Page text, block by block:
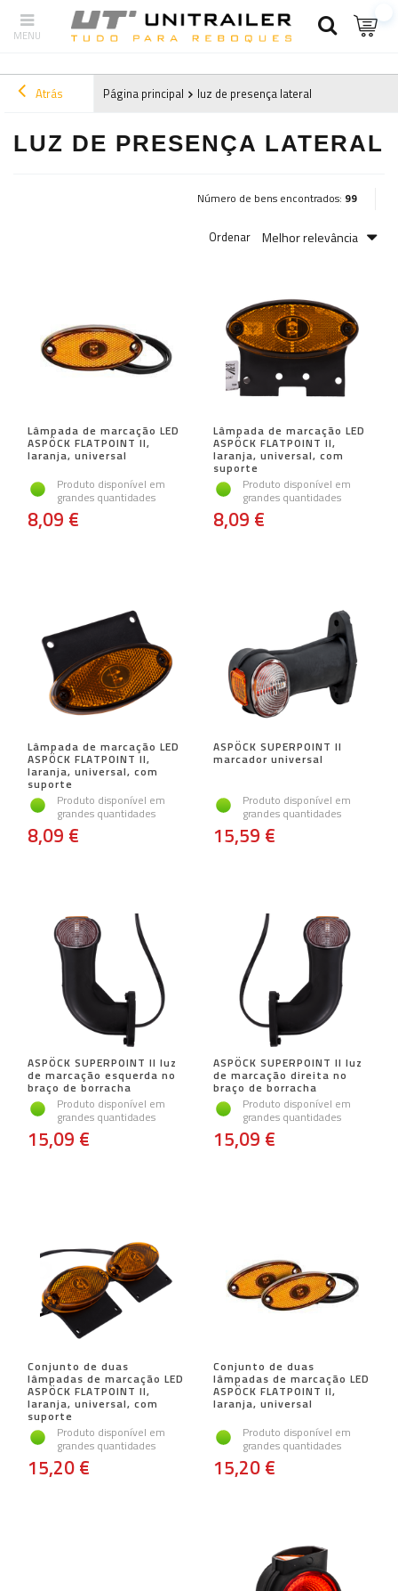
Atrás Página principal luz de presença lateral
LUZ DE PRESENÇA LATERAL
Número de bens encontrados: 99
Ordenar Melhor relevância
Lâmpada de marcação LED
ASPÖCK FLATPOINT II, ​​
laranja, universal
Produto disponível em
grandes quantidades
8,09 €
Lâmpada de marcação LED
ASPÖCK FLATPOINT II, ​​
laranja, universal, com
suporte
Produto disponível em
grandes quantidades
8,09 €
Lâmpada de marcação LED
ASPÖCK FLATPOINT II, ​​
laranja, universal, com
suporte
Produto disponível em
grandes quantidades
8,09 €
ASPÖCK SUPERPOINT II
marcador universal
Produto disponível em
grandes quantidades
15,59 €
ASPÖCK SUPERPOINT II luz
de marcação esquerda no
braço de borracha
Produto disponível em
grandes quantidades
15,09 €
ASPÖCK SUPERPOINT II luz
de marcação direita no
braço de borracha
Produto disponível em
grandes quantidades
15,09 €
Conjunto de duas
lâmpadas de marcação LED
ASPÖCK FLATPOINT II, ​​
laranja, universal, com
suporte
Produto disponível em
grandes quantidades
15,20 €
Conjunto de duas
lâmpadas de marcação LED
ASPÖCK FLATPOINT II, ​​
laranja, universal
Produto disponível em
grandes quantidades
15,20 €